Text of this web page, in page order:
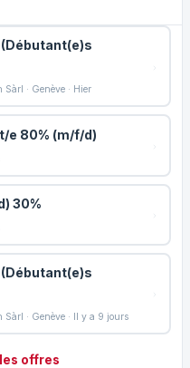
· Genève · Hier
e 80% (m/f/d)
30%
· Genève · Il y a 9 jours
offres